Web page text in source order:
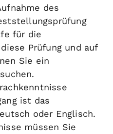
des
für die
Prüfung und auf
Sie ein
ist das
oder Englisch.
müssen Sie